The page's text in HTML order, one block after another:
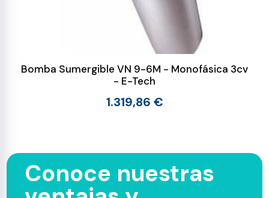
Bomba Sumergible VN 9-6M - Monofásica 3cv
- E-Tech
1.319,86 €
Conoce nuestras